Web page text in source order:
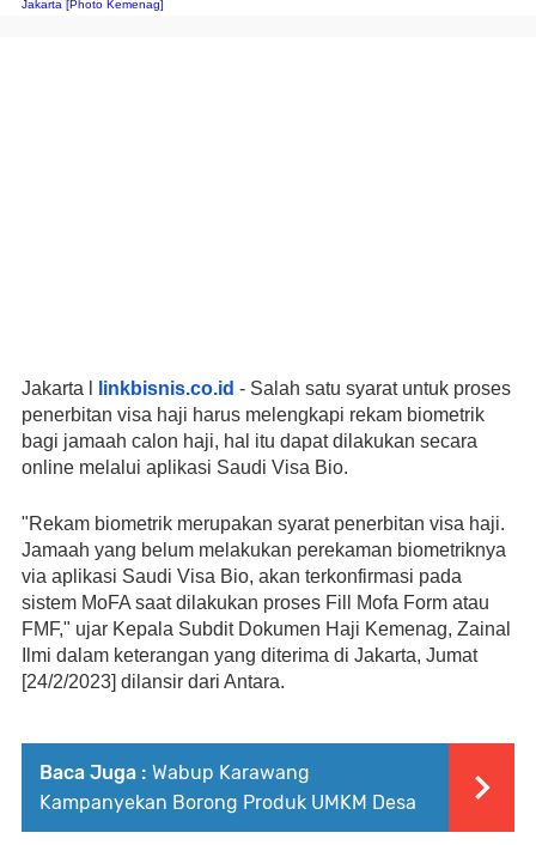
Jakarta [Photo Kemenag]
Jakarta linkbisnis.co.id - Salah satu syarat untuk proses
penerbitan visa haji harus melengkapi rekam biometrik
bagi jamaah calon haji, hal itu dapat dilakukan secara
online melalui aplikasi Saudi Visa Bio.
"Rekam biometrik merupakan syarat penerbitan visa haji.
Jamaah yang belum melakukan perekaman biometriknya
via aplikasi Saudi Visa Bio, akan terkonfirmasi pada
sistem MoFA saat dilakukan proses Fill Mofa Form atau
FMF," ujar Kepala Subdit Dokumen Haji Kemenag, Zainal
Ilmi dalam keterangan yang diterima di Jakarta, Jumat
[24/2/2023] dilansir dari Antara.
Baca Juga : Wabup Karawang
Kampanyekan Borong Produk UMKM Desa